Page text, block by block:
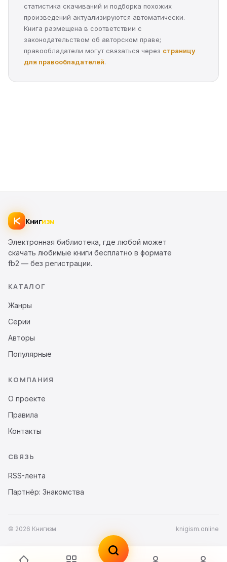
статистика скачиваний и подборка похожих
произведений актуализируются автоматически.
Книга размещена в соответствии с
законодательством об авторском праве;
правообладатели могут связаться через страницу
для правообладателей.
Книгизм
Электронная библиотека, где любой может
скачать любимые книги бесплатно в формате
fb2 — без регистрации.
КАТАЛОГ
Жанры
Серии
Авторы
Популярные
КОМПАНИЯ
О проекте
Правила
Контакты
СВЯЗЬ
RSS-лента
Партнёр: Знакомства
© 2026 Книгизм knigism.online